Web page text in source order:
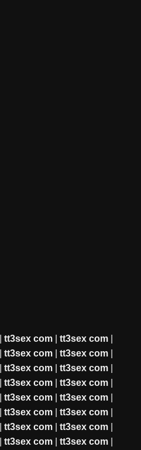
tt3sex com| tt3sex com|
tt3sex com| tt3sex com|
tt3sex com| tt3sex com|
tt3sex com| tt3sex com|
tt3sex com| tt3sex com|
tt3sex com| tt3sex com|
tt3sex com| tt3sex com|
tt3sex com| tt3sex com|